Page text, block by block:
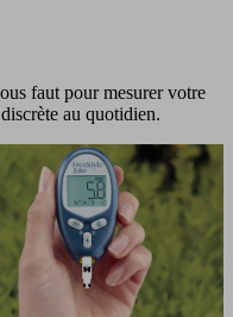
faut pour mesurer votre
au quotidien.